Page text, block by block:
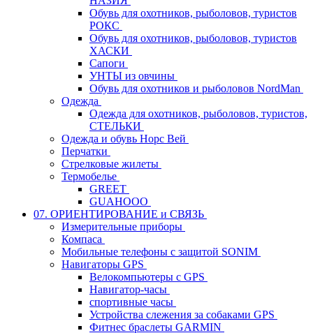
Обувь для охотников, рыболовов, туристов
РОКС
Обувь для охотников, рыболовов, туристов
ХАСКИ
Сапоги
УНТЫ из овчины
Обувь для охотников и рыболовов NordMan
Одежда
Одежда для охотников, рыболовов, туристов,
СТЕЛЬКИ
Одежда и обувь Норс Вей
Перчатки
Стрелковые жилеты
Термобелье
GREET
GUAHOOO
07. ОРИЕНТИРОВАНИЕ и СВЯЗЬ
Измерительные приборы
Компаса
Мобильные телефоны с защитой SONIM
Навигаторы GPS
Велокомпьютеры с GPS
Навигатор-часы
спортивные часы
Устройства слежения за собаками GPS
Фитнес браслеты GARMIN